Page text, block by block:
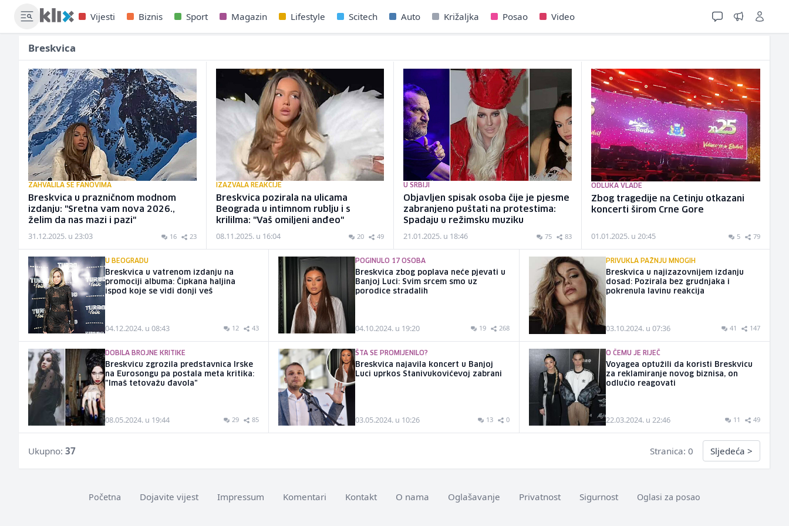
Vijesti Biznis Sport Magazin Lifestyle Scitech Auto Križaljka Posao Video
Breskvica
ZAHVALILA SE FANOVIMA
Breskvica u prazničnom modnom
izdanju: "Sretna vam nova 2026.,
želim da nas mazi i pazi"
31.12.2025. u 23:03 16 23
IZAZVALA REAKCIJE
Breskvica pozirala na ulicama
Beograda u intimnom rublju i s
krililma: "Vaš omiljeni anđeo"
08.11.2025. u 16:04 20 49
U SRBIJI
Objavljen spisak osoba čije je pjesme
zabranjeno puštati na protestima:
Spadaju u režimsku muziku
21.01.2025. u 18:46 75 83
ODLUKA VLADE
Zbog tragedije na Cetinju otkazani
koncerti širom Crne Gore
01.01.2025. u 20:45 5 79
U BEOGRADU
Breskvica u vatrenom izdanju na
promociji albuma: Čipkana haljina
ispod koje se vidi donji veš
04.12.2024. u 08:43 12 43
POGINULO 17 OSOBA
Breskvica zbog poplava neće pjevati u
Banjoj Luci: Svim srcem smo uz
porodice stradalih
04.10.2024. u 19:20 19 268
PRIVUKLA PAŽNJU MNOGIH
Breskvica u najizazovnijem izdanju
dosad: Pozirala bez grudnjaka i
pokrenula lavinu reakcija
03.10.2024. u 07:36 41 147
DOBILA BROJNE KRITIKE
Breskvicu zgrozila predstavnica Irske
na Eurosongu pa postala meta kritika:
"Imaš tetovažu đavola"
08.05.2024. u 19:44 29 85
ŠTA SE PROMIJENILO?
Breskvica najavila koncert u Banjoj
Luci uprkos Stanivukovićevoj zabrani
03.05.2024. u 10:26 13 0
O ČEMU JE RIJEČ
Voyagea optužili da koristi Breskvicu
za reklamiranje novog biznisa, on
odlučio reagovati
22.03.2024. u 22:46 11 49
Ukupno: 37 Stranica: 0 Sljedeća >
Početna Dojavite vijest Impressum Komentari Kontakt O nama Oglašavanje Privatnost Sigurnost Oglasi za posao